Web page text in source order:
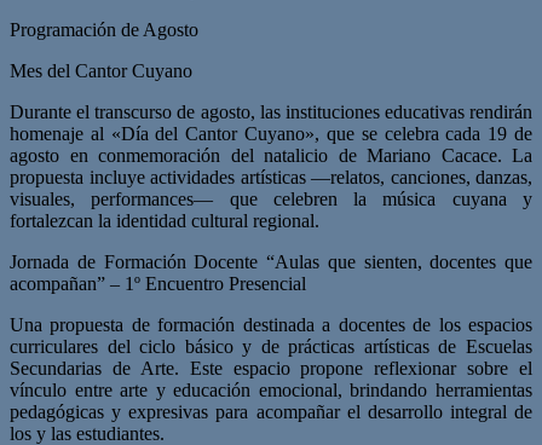
Programación de Agosto
Mes del Cantor Cuyano
Durante el transcurso de agosto, las instituciones educativas rendirán
homenaje al «Día del Cantor Cuyano», que se celebra cada 19 de
agosto en conmemoración del natalicio de Mariano Cacace. La
propuesta incluye actividades artísticas —relatos, canciones, danzas,
visuales, performances— que celebren la música cuyana y
fortalezcan la identidad cultural regional.
Jornada de Formación Docente “Aulas que sienten, docentes que
acompañan” – 1º Encuentro Presencial
Una propuesta de formación destinada a docentes de los espacios
curriculares del ciclo básico y de prácticas artísticas de Escuelas
Secundarias de Arte. Este espacio propone reflexionar sobre el
vínculo entre arte y educación emocional, brindando herramientas
pedagógicas y expresivas para acompañar el desarrollo integral de
los y las estudiantes.